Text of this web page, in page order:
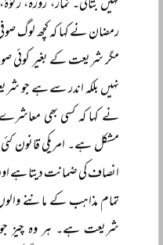
نہیں بتاتی۔ نماز، روزہ،
رمضان نے کہا کہ کچھ لوگ
مگر شریعت کے بغیر کوئی
نہیں بلکہ اندر سے ہے جو
نے کہا کہ کسی بھی
مشکل ہے۔ امریکی قانون
انصاف کی ضمانت دیتا ہے
تمام مذاہب کے ماننے
شریعت ہے۔ ہر وہ